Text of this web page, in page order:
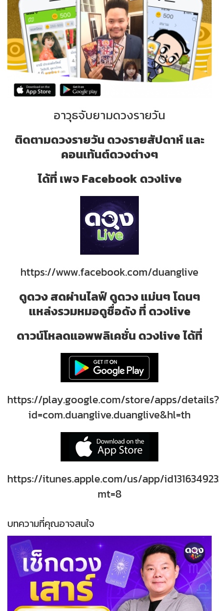
อาวุธจับยามดวงรายวัน
ติดตามดวงรายวัน ดวงรายสัปดาห์ และ
คอนเท้นต์ดวงต่างๆ
ได้ที่ เพจ Facebook ดวงlive
https://www.facebook.com/duanglive
ดูดวง สดผ่านไลฟ์ ดูดวง แม่นๆ โดนๆ
แหล่งรวมหมอดูชื่อดัง ที่ ดวงlive
ดาวน์โหลดแอพพลิเคชั่น ดวงlive ได้ที่
https://play.google.com/store/apps/details?
id=com.duanglive.duanglive&hl=th
https://itunes.apple.com/us/app/
mt=8
บทความที่คุณอาจสนใจ